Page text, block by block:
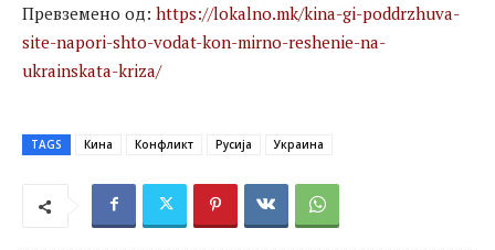
Превземено од: https://lokalno.mk/kina-gi-poddrzhuva-
site-napori-shto-vodat-kon-mirno-reshenie-na-
ukrainskata-kriza/
TAGS Кина Конфликт Русија Украина